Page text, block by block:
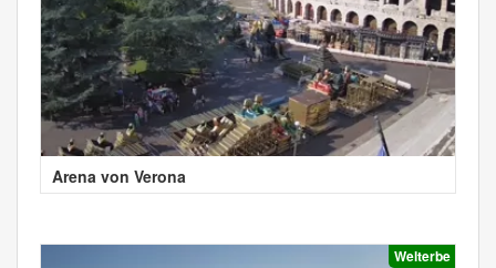
Arena von Verona
Welterbe